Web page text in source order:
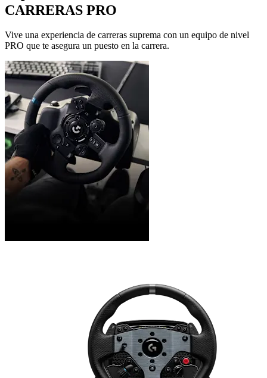
CARRERAS PRO
Vive una experiencia de carreras suprema con un equipo de nivel
PRO que te asegura un puesto en la carrera.